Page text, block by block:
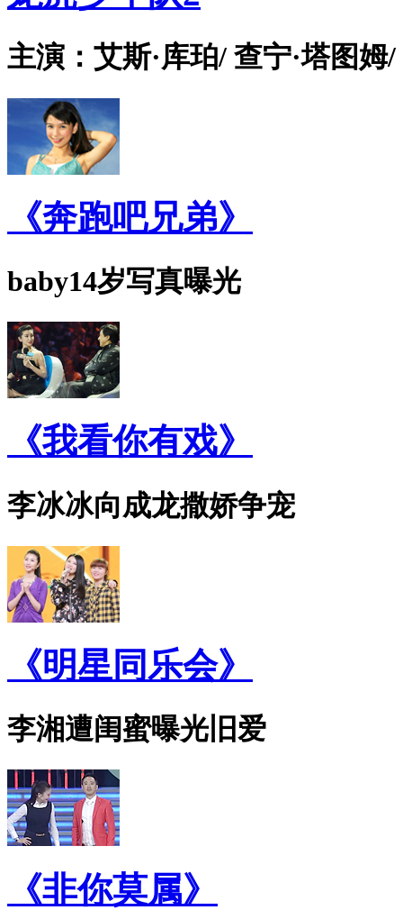
主演：艾斯·库珀/ 查宁·塔图姆/
《奔跑吧兄弟》
baby14岁写真曝光
《我看你有戏》
李冰冰向成龙撒娇争宠
《明星同乐会》
李湘遭闺蜜曝光旧爱
《非你莫属》